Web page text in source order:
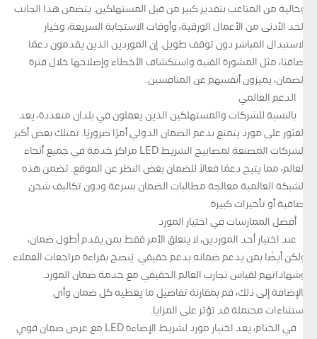
وخالية من المتاعب بتقدير كبير من قبل المستهلكين. يتضمن هذا الجانب
الحد الأدنى من الأعمال الورقية، وأوقات الاستجابة السريعة، وخيار
الاستبدال المباشر دون توقف طويل. إن الموردين الذين يقدمون دعمًا
إضافيًا، مثل المشورة الفنية واستكشاف الأخطاء وإصلاحها خلال فترة
الضمان، يميزون أنفسهم عن المنافسين.
الدعم العالمي
بالنسبة للشركات والمستهلكين الذين يعملون في بلدان متعددة، يعد
العثور على مورد يتمتع بدعم الضمان الدولي أمرًا ضروريًا. تمتلك بعض أكبر
الشركات المصنعة لمصابيح الشريط LED مراكز خدمة في جميع أنحاء
العالم، مما يتيح دعمًا فعالاً للضمان بغض النظر عن الموقع. تضمن هذه
الشبكة العالمية معالجة مطالبات الضمان بسرعة ودون تكاليف شحن
إضافية أو تأخيرات كبيرة.
أفضل الممارسات في اختيار المورد
عند اختيار أحد الموردين، لا يتعلق الأمر فقط بمن يقدم أطول ضمان،
ولكن أيضًا بمن يدعم ضمانه بدعم حقيقي. يُنصح بقراءة مراجعات العملاء
وشهاداتهم لقياس تجارب العالم الحقيقي مع خدمة ضمان المورد.
بالإضافة إلى ذلك، قم بمقارنة تفاصيل ما يغطيه كل ضمان وأي
استثناءات محتملة قد تؤثر على المزايا.
في الختام، يعد اختيار مورد لشريط الإضاءة LED مع عرض ضمان قوي